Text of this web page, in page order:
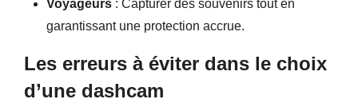
Voyageurs : Capturer des souvenirs tout en
garantissant une protection accrue.
Les erreurs à éviter dans le choix
d’une dashcam